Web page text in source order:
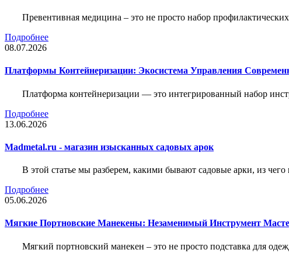
Превентивная медицина – это не просто набор
Подробнее
08.07.2026
Платформы Контейнеризации: Экосистема Управления
Платформа контейнеризации — это интегрированный набор
Подробнее
13.06.2026
Madmetal.ru - магазин изысканных садовых арок
В этой статье мы разберем, какими бывают садовые арки, из
Подробнее
05.06.2026
Мягкие Портновские Манекены: Незаменимый Инструмент
Мягкий портновский манекен – это не просто подставка для